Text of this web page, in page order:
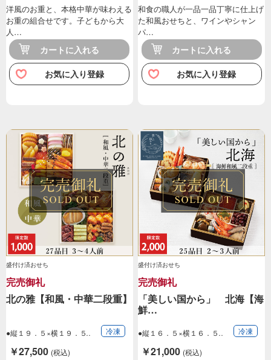
洋風のお重と、本格中華が味わえる
お重の組合せです。子どもから大
人…
カートに入れる
お気に入り登録
和食の職人が一品一品丁寧に仕上げ
た和風おせちと、ワインやシャン
パ…
カートに入れる
お気に入り登録
盛付け済おせち
完売御礼
北の雅【和風・中華二段重】
●縦１９．５×横１９．５
冷凍
￥27,500 (税込)
盛付け済おせち
完売御礼
「美しい国から」 北海【海
鮮…
●縦１６．５×横１６．５
冷凍
￥21,000 (税込)